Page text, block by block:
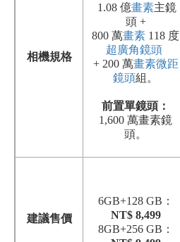
相機規格
1.08 億畫素主鏡
頭 +
800 萬畫素 118 度
超廣角鏡頭
+ 200 萬畫素微距
鏡頭組。
前置單鏡頭：
1,600 萬畫素鏡
頭。
建議售價
6GB+128 GB：
NT$ 8,499
8GB+256 GB：